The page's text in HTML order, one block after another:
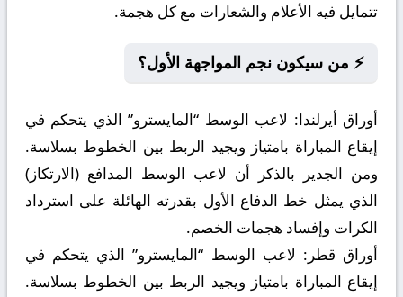
تتمايل فيه الأعلام والشعارات مع كل هجمة.
⚡ من سيكون نجم المواجهة الأول؟
أوراق أيرلندا: لاعب الوسط “المايسترو” الذي يتحكم في
إيقاع المباراة بامتياز ويجيد الربط بين الخطوط بسلاسة.
ومن الجدير بالذكر أن لاعب الوسط المدافع (الارتكاز)
الذي يمثل خط الدفاع الأول بقدرته الهائلة على استرداد
الكرات وإفساد هجمات الخصم.
أوراق قطر: لاعب الوسط “المايسترو” الذي يتحكم في
إيقاع المباراة بامتياز ويجيد الربط بين الخطوط بسلاسة.